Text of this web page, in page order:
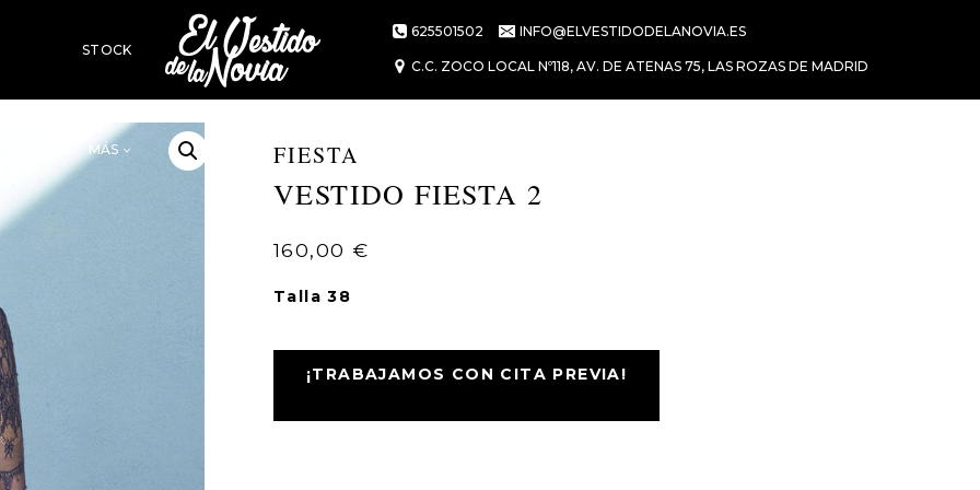
STOCK
MÁS
625501502 INFO@ELVESTIDODELANOVIA.ES
C.C. ZOCO LOCAL Nº118, AV. DE ATENAS 75, LAS ROZAS DE MADRID
FIESTA
VESTIDO FIESTA 2
160,00 €
Talla 38
¡TRABAJAMOS CON CITA PREVIA!